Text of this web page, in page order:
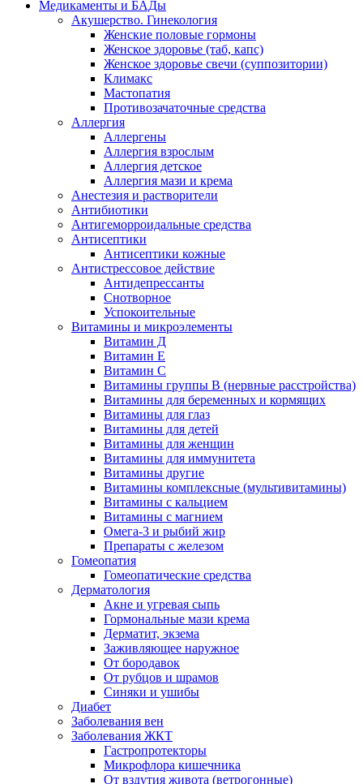
Медикаменты и БАДы
Акушерство. Гинекология
Женские половые гормоны
Женское здоровье (таб, капс)
Женское здоровье свечи (суппозитории)
Климакс
Мастопатия
Противозачаточные средства
Аллергия
Аллергены
Аллергия взрослым
Аллергия детское
Аллергия мази и крема
Анестезия и растворители
Антибиотики
Антигеморроидальные средства
Антисептики
Антисептики кожные
Антистрессовое действие
Антидепрессанты
Снотворное
Успокоительные
Витамины и микроэлементы
Витамин Д
Витамин Е
Витамин С
Витамины группы В (нервные расстройства)
Витамины для беременных и кормящих
Витамины для глаз
Витамины для детей
Витамины для женщин
Витамины для иммунитета
Витамины другие
Витамины комплексные (мультивитамины)
Витамины с кальцием
Витамины с магнием
Омега-3 и рыбий жир
Препараты с железом
Гомеопатия
Гомеопатические средства
Дерматология
Акне и угревая сыпь
Гормональные мази крема
Дерматит, экзема
Заживляющее наружное
От бородавок
От рубцов и шрамов
Синяки и ушибы
Диабет
Заболевания вен
Заболевания ЖКТ
Гастропротекторы
Микрофлора кишечника
От вздутия живота (ветрогонные)